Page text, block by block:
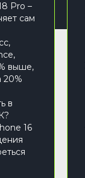
Pro –
сам
выше,
20%
в
16